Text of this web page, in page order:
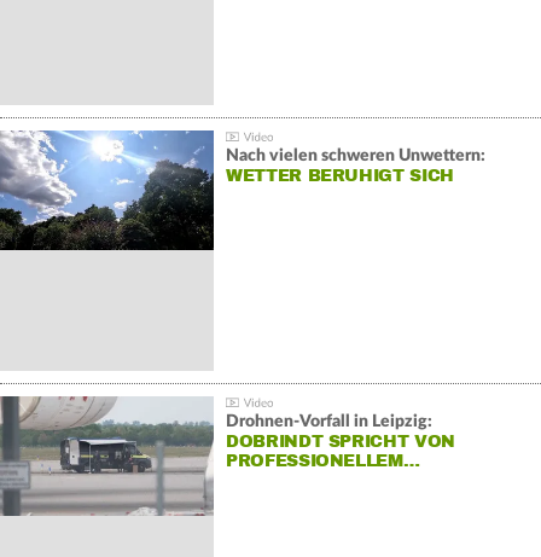
Nach vielen schweren Unwettern:
WETTER BERUHIGT SICH
Drohnen-Vorfall in Leipzig:
DOBRINDT SPRICHT VON
PROFESSIONELLEM…